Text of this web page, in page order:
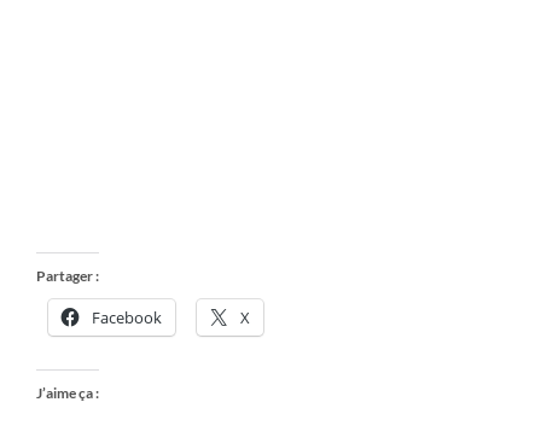
Partager :
Facebook X
J’aime ça :